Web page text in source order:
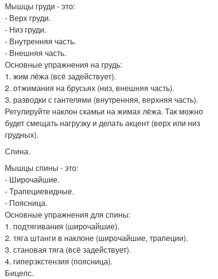
Мышцы груди - это:
- Верх груди.
- Низ груди.
- Внутренняя часть.
- Внешняя часть.
Основные упражнения на грудь:
1. жим лёжа (всё задействует).
2. отжимания на брусьях (низ, внешняя часть).
3. разводки с гантелями (внутренняя, верхняя часть).
Регулируйте наклон скамьи на жимах лёжа. Так можно
будет смещать нагрузку и делать акцент (верх или низ
грудных).
Спина.
Мышцы спины - это:
- Широчайшие.
- Трапециевидные.
- Поясница.
Основные упражнения для спины:
1. подтягивания (широчайшие).
2. тяга штанги в наклоне (широчайшие, трапеции).
3. становая тяга (всё задействует).
4. гиперэкстензия (поясница).
Бицепс.